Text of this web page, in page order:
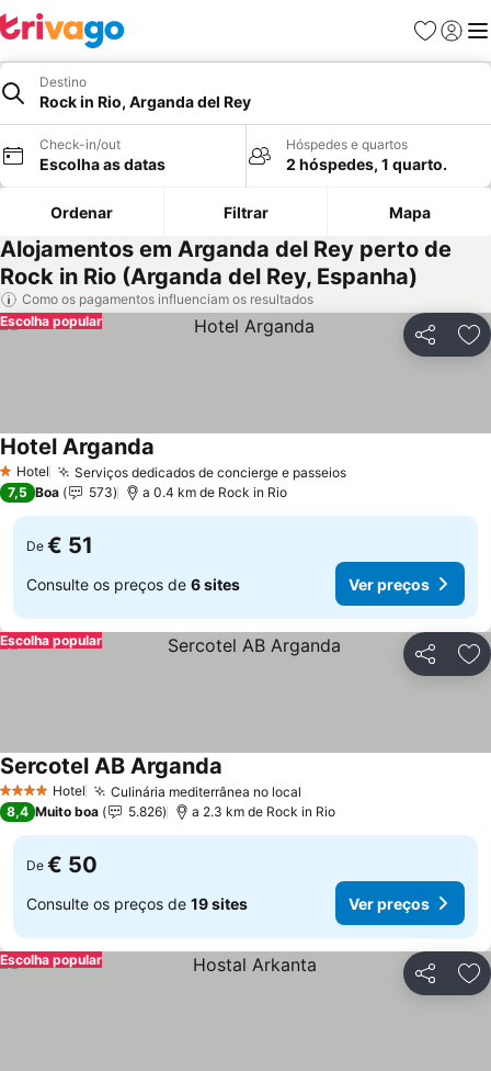
Favoritos
Iniciar
Destino
Rock in Rio, Arganda del Rey
Check-in/out
Escolha as datas
Hóspedes e quartos
2 hóspedes, 1 quarto.
Ordenar Filtrar Mapa
Alojamentos em Arganda del Rey perto de
Rock in Rio (Arganda del Rey, Espanha)
Como os pagamentos influenciam os resultados
Partilhar
Escolha popular
1 Estrelas
Hotel Serviços dedicados de concierge e passeios
Hotel Arganda
7,5 Boa 573 a 0.4 km de Rock in Rio
De € 51
Consulte os preços de 6 sites Ver preços
Partilhar
Escolha popular
4 EstrelasHotel Culinária mediterrânea no local
Sercotel AB Arganda
8,4 Muito boa 5.826 a 2.3 km de Rock in Rio
De € 50
Consulte os preços de 19 sites Ver preços
Partilhar
Escolha popular